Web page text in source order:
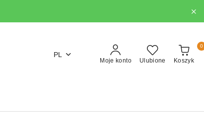
PL
Moje konto Ulubione Koszyk
0